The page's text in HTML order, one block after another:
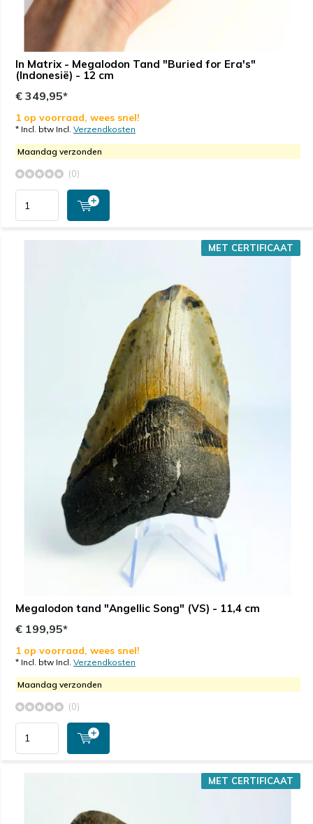
In Matrix - Megalodon Tand "Buried for Era's"
(Indonesië) - 12 cm
€ 349,95*
1 op voorraad, wees snel!
* Incl. btw Incl. Verzendkosten
Maandag verzonden
(0)
Megalodon tand "Angellic Song" (VS) - 11,4 cm
MET CERTIFICAAT
€ 199,95*
1 op voorraad, wees snel!
* Incl. btw Incl. Verzendkosten
Maandag verzonden
(0)
MET CERTIFICAAT